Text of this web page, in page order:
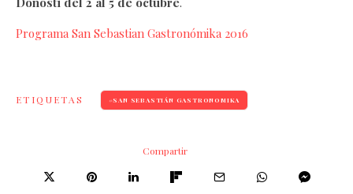
Programa San Sebastian Gastronómika 2016
ETIQUETAS SAN SEBASTIÁN GASTRONOMIKA
Compartir